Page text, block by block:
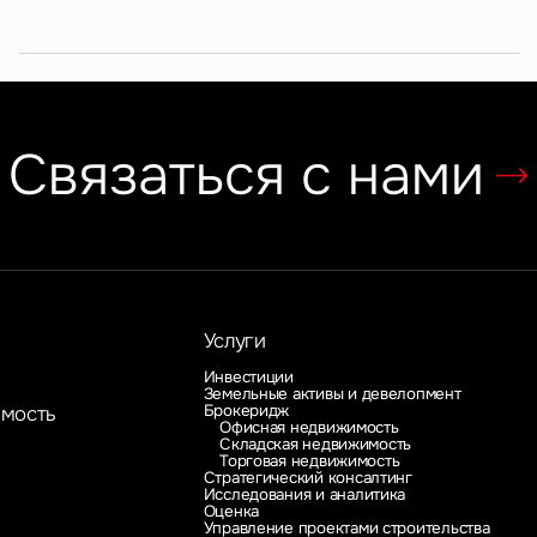
Связаться с нами
Услуги
Инвестиции
Земельные активы и девелопмент
Брокеридж
Офисная недвижимость
Складская недвижимость
Торговая недвижимость
Стратегический консалтинг
Исследования и аналитика
Оценка
Управление проектами строительства